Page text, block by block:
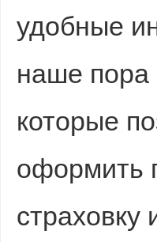
удобные
наше пора
которые
оформить